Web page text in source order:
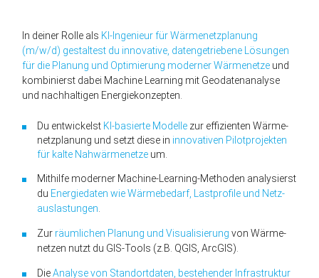
In deiner Rolle als KI‑In­genieur für Wärme­netz­plan­ung
(m/w/d) ge­staltest du inno­vative, daten­getriebene Lösung­en
für die Plan­ung und Optimier­ung moderner Wärme­netze und
kom­binierst dabei Machine Learn­ing mit Geo­daten­analyse
und nach­haltigen Energie­konzepten.
Du ent­wickelst KI-basierte Modelle zur effi­zienten Wärme­
netz­plan­ung und setzt diese in inno­vativen Pilot­projekten
für kalte Nah­wärme­netze um.
Mit­hilfe moder­ner Machine-Learn­ing-Methoden analy­sierst
du Energie­daten wie Wärme­bedarf, Last­profile und Netz­
aus­last­ungen
Zur räum­lichen Plan­ung und Visualisier­ung von Wärme­
netzen nutzt du GIS-Tools (z.B. QGIS, ArcGIS).
DieAnalyse von Stand­ort­daten, be­stehender Infra­struktur